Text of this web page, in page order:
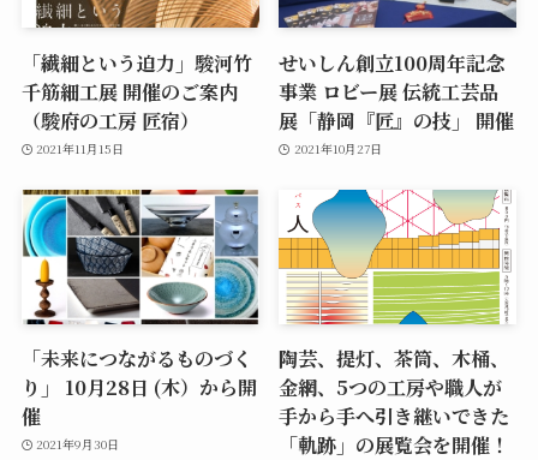
「繊細という迫力」駿河竹
千筋細工展 開催のご案内
（駿府の工房 匠宿）
2021年11月15日
せいしん創立100周年記念
事業 ロビー展 伝統工芸品
展「静岡『匠』の技」 開催
2021年10月27日
「未来につながるものづく
り」 10月28日 (木）から開
催
2021年9月30日
陶芸、提灯、茶筒、木桶、
金網、5つの工房や職人が
手から手へ引き継いできた
「軌跡」の展覧会を開催！